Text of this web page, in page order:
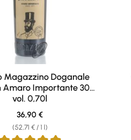
Magazzino Doganale
Amaro Importante 30%
vol. 0,70l
(52,71 € / 1 l)
Regular price:
36,90 €